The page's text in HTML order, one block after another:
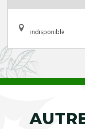
indisponible